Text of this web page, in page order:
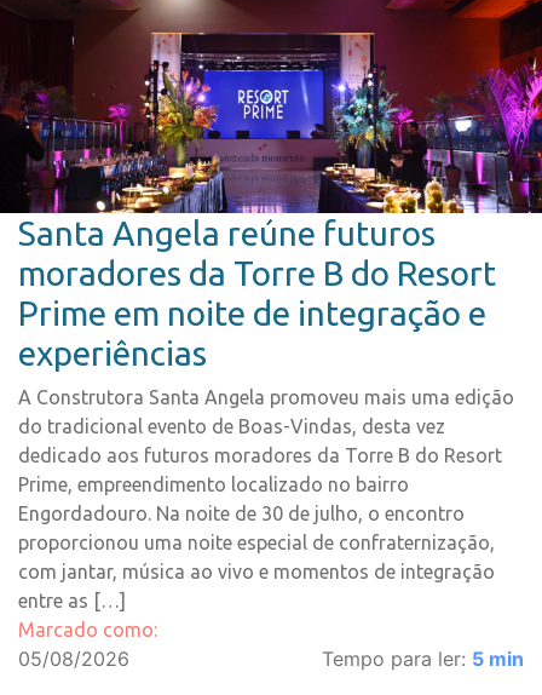
Santa Angela reúne futuros
moradores da Torre B do Resort
Prime em noite de integração e
experiências
A Construtora Santa Angela promoveu mais uma edição
do tradicional evento de Boas-Vindas, desta vez
dedicado aos futuros moradores da Torre B do Resort
Prime, empreendimento localizado no bairro
Engordadouro. Na noite de 30 de julho, o encontro
proporcionou uma noite especial de confraternização,
com jantar, música ao vivo e momentos de integração
entre as […]
Marcado como:
05/08/2026 Tempo para ler: 5 min